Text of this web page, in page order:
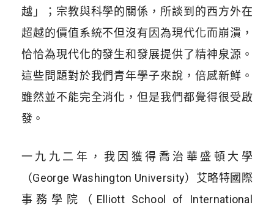
越」；宗教與科學的關係，所談到的西方外在
超越的價值系統不但沒有因為現代化而崩潰，
恰恰為現代化的發生和發展提供了精神泉源。
這些問題對於我們青年學子來說，倍感新鮮。
雖然並不能完全消化，但是我們都覺得很受啟
發。
一九九二年，我因獲得喬治華盛頓大學
（George Washington University）艾略特國際
事務學院（Elliott School of International